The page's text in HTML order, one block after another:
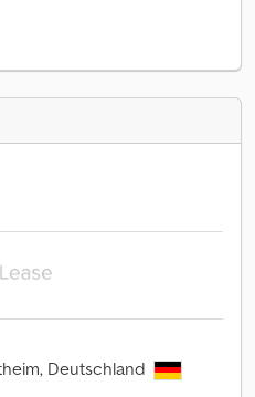
Deutschland